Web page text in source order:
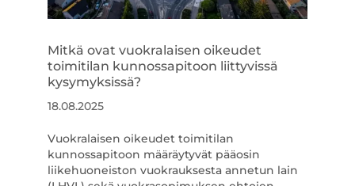
Mitkä ovat vuokralaisen oikeudet
toimitilan kunnossapitoon liittyvissä
kysymyksissä?
18.08.2025
Vuokralaisen oikeudet toimitilan
kunnossapitoon määräytyvät pääosin
liikehuoneiston vuokrauksesta annetun lain